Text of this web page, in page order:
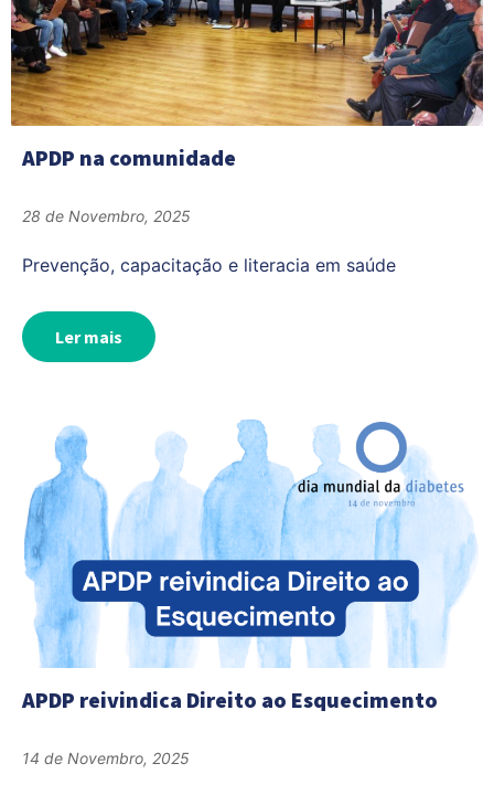
APDP na comunidade
28 de Novembro, 2025
Prevenção, capacitação e literacia em saúde
Ler mais
APDP reivindica Direito ao Esquecimento
14 de Novembro, 2025